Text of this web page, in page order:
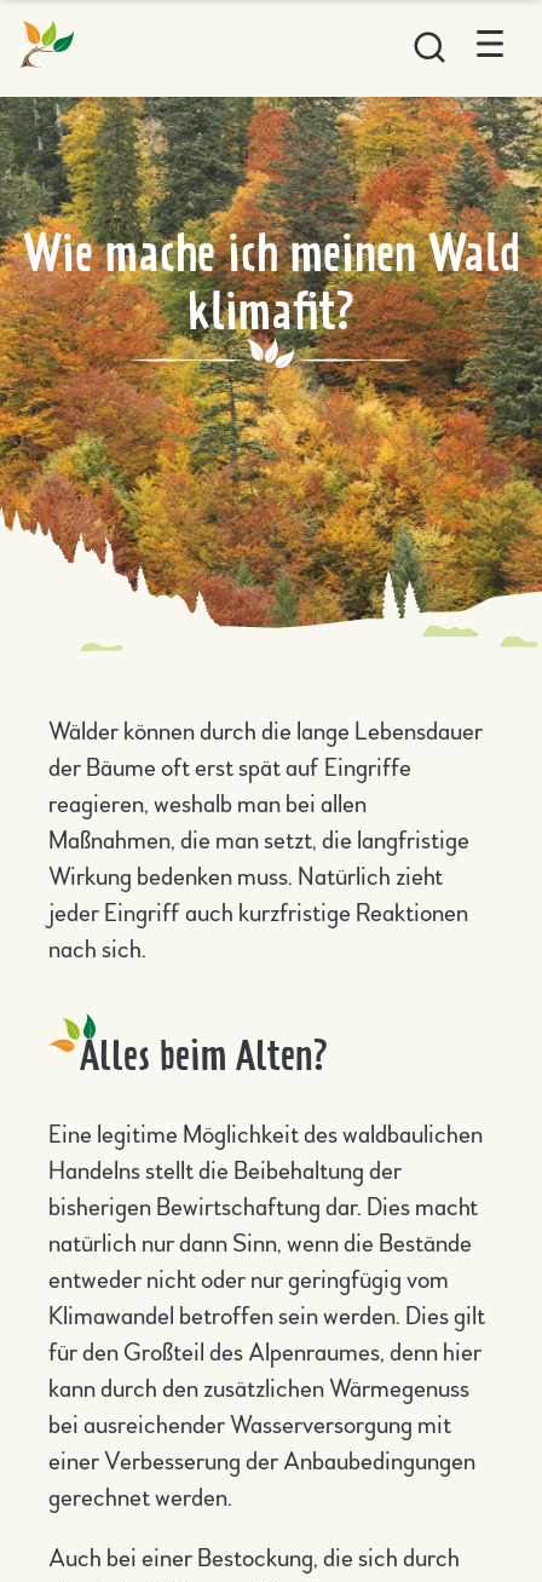
Wie mache ich meinen Wald
klimafit?
Wälder können durch die lange Lebensdauer
der Bäume oft erst spät auf Eingriffe
reagieren, weshalb man bei allen
Maßnahmen, die man setzt, die langfristige
Wirkung bedenken muss. Natürlich zieht
jeder Eingriff auch kurzfristige Reaktionen
nach sich.
Alles beim Alten?
Eine legitime Möglichkeit des waldbaulichen
Handelns stellt die Beibehaltung der
bisherigen Bewirtschaftung dar. Dies macht
natürlich nur dann Sinn, wenn die Bestände
entweder nicht oder nur geringfügig vom
Klimawandel betroffen sein werden. Dies gilt
für den Großteil des Alpenraumes, denn hier
kann durch den zusätzlichen Wärmegenuss
bei ausreichender Wasserversorgung mit
einer Verbesserung der Anbaubedingungen
gerechnet werden.
Auch bei einer Bestockung, die sich durch